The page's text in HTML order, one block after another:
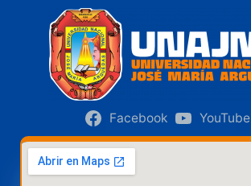
Facebook YouTube